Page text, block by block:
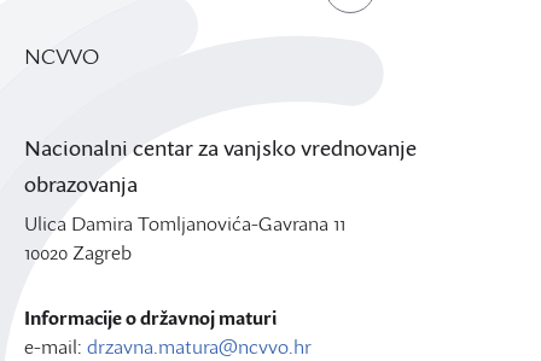
NCVVO
Nacionalni centar za vanjsko vrednovanje
obrazovanja
Ulica Damira Tomljanovića-Gavrana 11
10020 Zagreb
Informacije o državnoj maturi
e-mail: drzavna.matura@ncvvo.hr